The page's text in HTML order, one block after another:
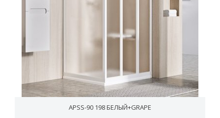
APSS-90 198 БЕЛЫЙ+GRAPE